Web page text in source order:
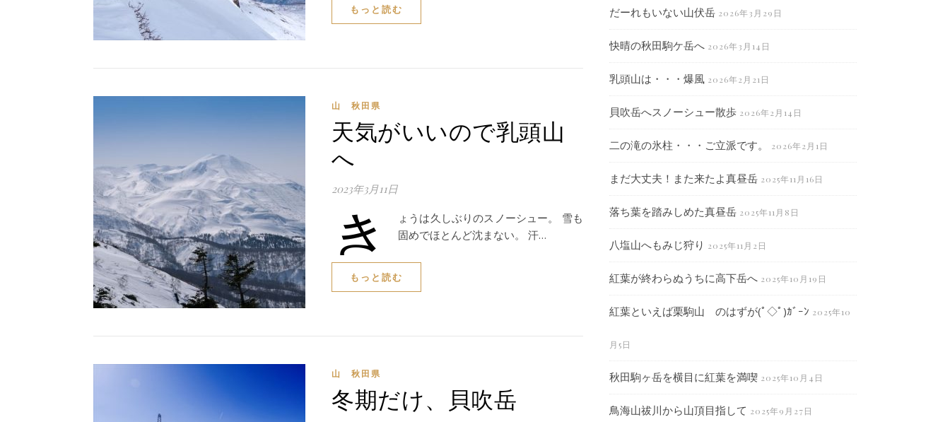
もっと読む
山 秋田県
天気がいいので乳頭山
へ
2023年3月11日
き
ょうは久しぶりのスノーシュー。 雪も
固めでほとんど沈まない。 汗…
もっと読む
山 秋田県
冬期だけ、貝吹岳
だーれもいない山伏岳 2026年3月29日
快晴の秋田駒ケ岳へ 2026年3月14日
乳頭山は・・・爆風 2026年2月21日
貝吹岳へスノーシュー散歩 2026年2月14日
二の滝の氷柱・・・ご立派です。 2026年2月1日
まだ大丈夫！また来たよ真昼岳 2025年11月16日
落ち葉を踏みしめた真昼岳 2025年11月8日
八塩山へもみじ狩り 2025年11月2日
紅葉が終わらぬうちに高下岳へ 2025年10月19日
紅葉といえば栗駒山 のはずが(ﾟ◇ﾟ)ｶﾞｰﾝ 2025年10
月5日
秋田駒ヶ岳を横目に紅葉を満喫 2025年10月4日
鳥海山祓川から山頂目指して 2025年9月27日